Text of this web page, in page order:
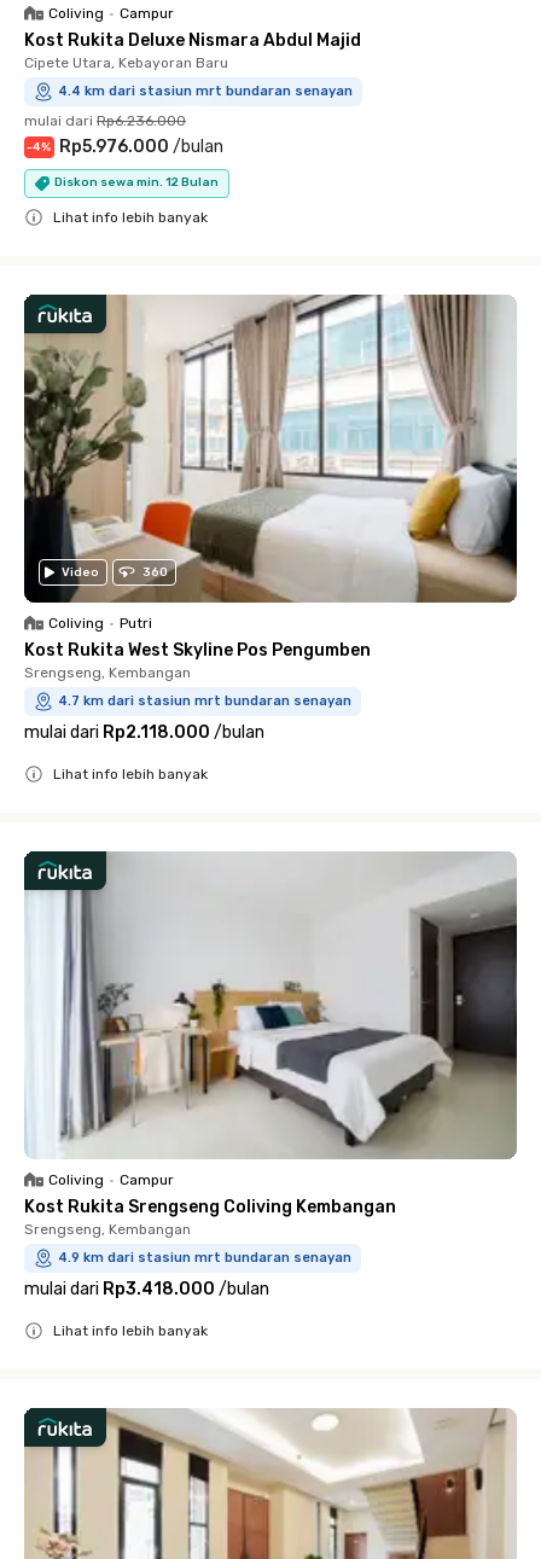
Coliving • Campur
Kost Rukita Deluxe Nismara Abdul Majid
Cipete Utara, Kebayoran Baru
4.4 km dari stasiun mrt bundaran senayan
mulai dari Rp6.236.000
-4% Rp5.976.000 /bulan
Diskon sewa min. 12 Bulan
Lihat info lebih banyak
Video 360
Coliving • Putri
Kost Rukita West Skyline Pos Pengumben
Srengseng, Kembangan
4.7 km dari stasiun mrt bundaran senayan
mulai dari Rp2.118.000 /bulan
Lihat info lebih banyak
Coliving • Campur
Kost Rukita Srengseng Coliving Kembangan
Srengseng, Kembangan
4.9 km dari stasiun mrt bundaran senayan
mulai dari Rp3.418.000 /bulan
Lihat info lebih banyak